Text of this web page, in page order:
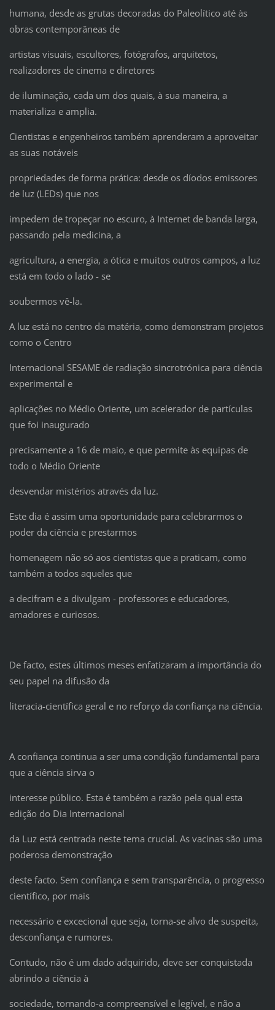
humana, desde as grutas decoradas do Paleolítico até às
obras contemporâneas de
artistas visuais, escultores, fotógrafos, arquitetos,
realizadores de cinema e diretores
de iluminação, cada um dos quais, à sua maneira, a
materializa e amplia.
Cientistas e engenheiros também aprenderam a aproveitar
as suas notáveis
propriedades de forma prática: desde os díodos emissores
de luz (LEDs) que nos
impedem de tropeçar no escuro, à Internet de banda larga,
passando pela medicina, a
agricultura, a energia, a ótica e muitos outros campos, a luz
está em todo o lado - se
soubermos vê-la.
A luz está no centro da matéria, como demonstram projetos
como o Centro
Internacional SESAME de radiação sincrotrónica para ciência
experimental e
aplicações no Médio Oriente, um acelerador de partículas
que foi inaugurado
precisamente a 16 de maio, e que permite às equipas de
todo o Médio Oriente
desvendar mistérios através da luz.
Este dia é assim uma oportunidade para celebrarmos o
poder da ciência e prestarmos
homenagem não só aos cientistas que a praticam, como
também a todos aqueles que
a decifram e a divulgam - professores e educadores,
amadores e curiosos.
De facto, estes últimos meses enfatizaram a importância do
seu papel na difusão da
literacia-científica geral e no reforço da confiança na ciência.
A confiança continua a ser uma condição fundamental para
que a ciência sirva o
interesse público. Esta é também a razão pela qual esta
edição do Dia Internacional
da Luz está centrada neste tema crucial. As vacinas são uma
poderosa demonstração
deste facto. Sem confiança e sem transparência, o progresso
científico, por mais
necessário e excecional que seja, torna-se alvo de suspeita,
desconfiança e rumores.
Contudo, não é um dado adquirido, deve ser conquistada
abrindo a ciência à
sociedade, tornando-a compreensível e legível, e não a